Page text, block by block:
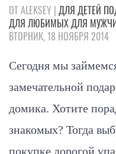
ОТ ALEKSEY | ДЛЯ ДЕТЕЙ
ДЛЯ ЛЮБИМЫХДЛЯ
ВТОРНИК, 18 НОЯБРЯ 2014
Сегодня мы
замечательной
домика. Хотите
знакомых? Тогда
покупке дорогой